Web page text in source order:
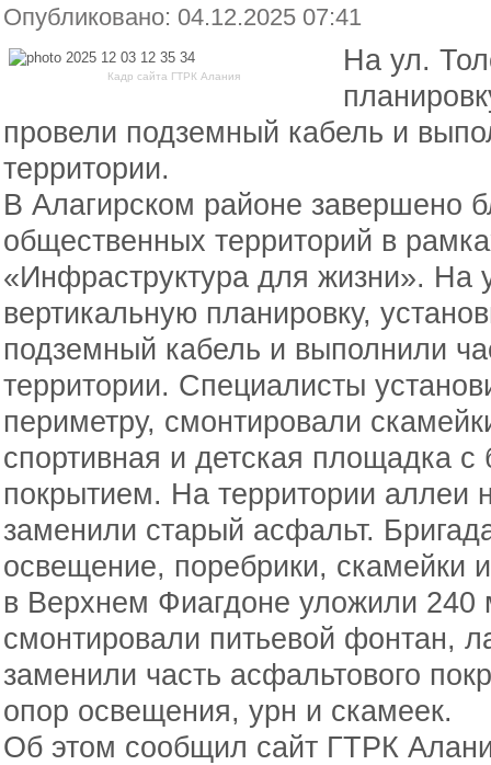
Опубликовано: 04.12.2025 07:41
Кадр сайта ГТРК Алания
На ул.
провели подземный кабель и
территории.
В Алагирском районе завершено
общественных территорий в
«Инфраструктура для жизни». На
вертикальную планировку,
подземный кабель и выполнили
территории. Специалисты
периметру, смонтировали
спортивная и детская площадка
покрытием. На территории аллеи
заменили старый асфальт.
освещение, поребрики,
в Верхнем Фиагдоне уложили 240
смонтировали питьевой фонтан,
заменили часть асфальтового
опор освещения, урн и скамеек.
Об этом сообщил сайт ГТРК